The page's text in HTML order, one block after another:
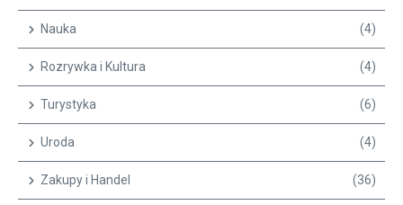
Nauka (4)
Rozrywka i Kultura (4)
Turystyka (6)
Uroda (4)
Zakupy i Handel (36)